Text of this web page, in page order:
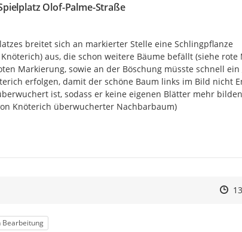
Olof-Palme-Straße
breitet sich an markierter Stelle eine Schlingpflanze
aus, die schon weitere Bäume befällt (siehe
Markierung, sowie an der Böschung müsste schnell
erfolgen, damit der schöne Baum links im Bild nicht
ist, sodass er keine eigenen Blätter mehr
Knöterich überwucherter Nachbarbaum)
Bearbeitung